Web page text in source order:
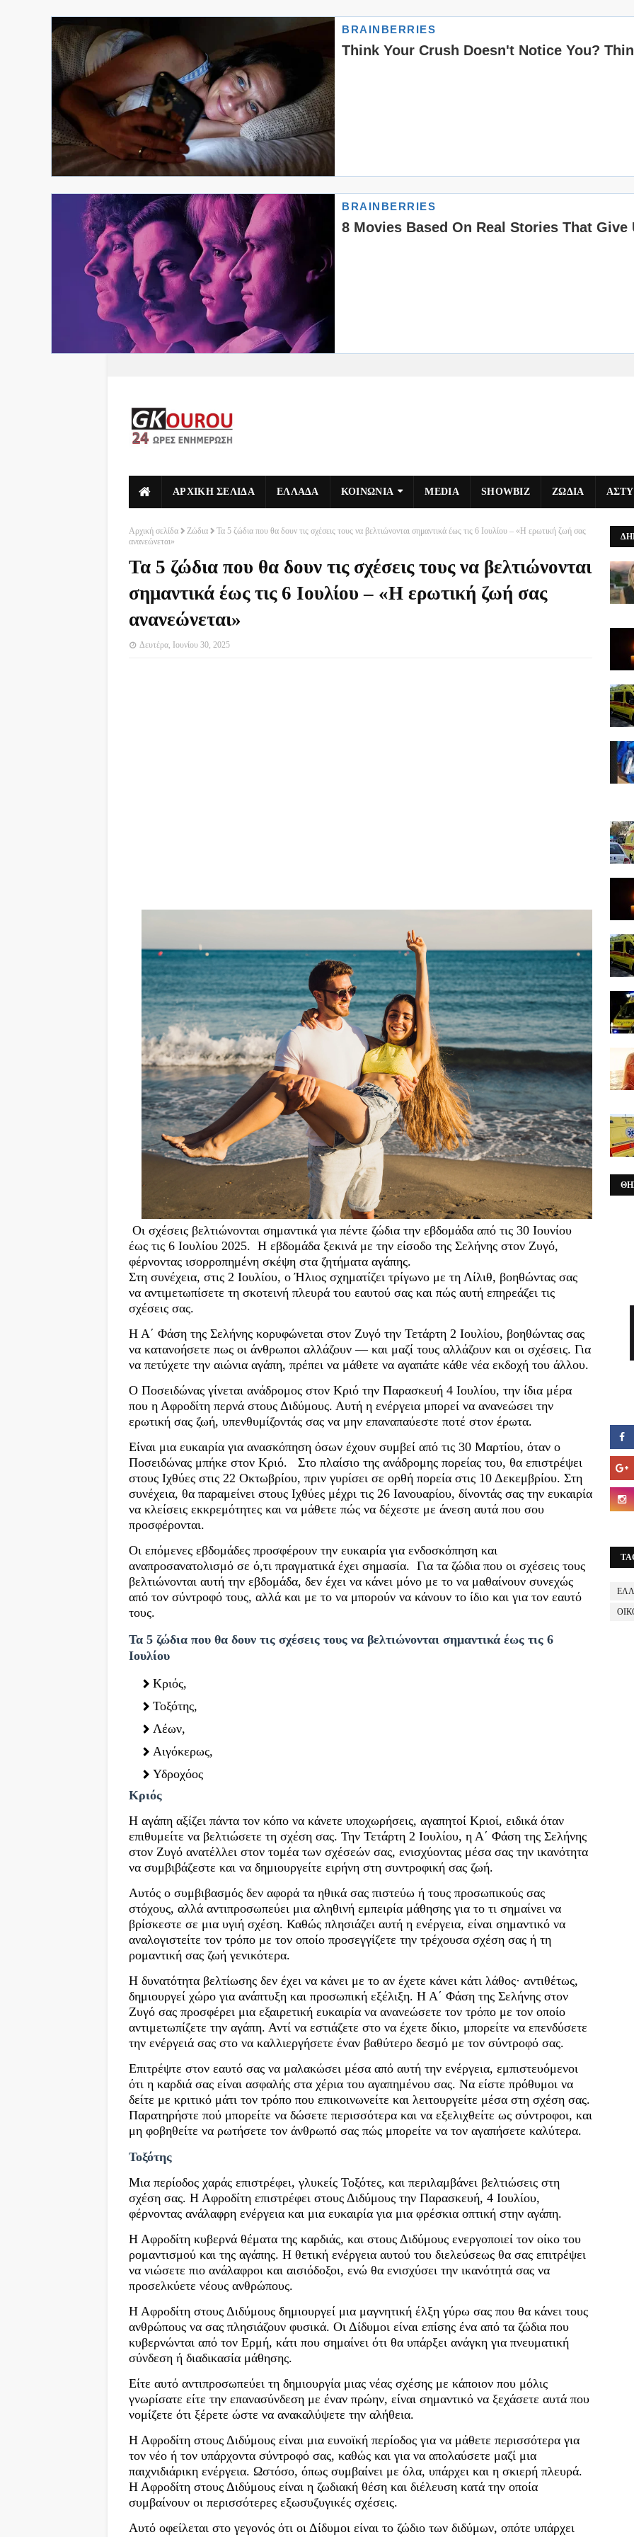
ΑΡΧΙΚΗ ΣΕΛΙΔΑ ΕΛΛΑΔΑ ΚΟΙΝΩΝΙΑ MEDIA SHOWBIZ ΖΩΔΙΑ
Αρχική σελίδα Ζώδια
Τα 5 ζώδια που θα δουν τις σχέσεις τους να βελτιώνονται σημαντικά έως τις 6 Ιουλίου – «Η ερωτική ζωή σας
ανανεώνεται»
Τα 5 ζώδια που θα δουν τις σχέσεις τους να βελτιώνονται
σημαντικά έως τις 6 Ιουλίου – «Η ερωτική ζωή σας
ανανεώνεται»
Δευτέρα, Ιουνίου 30, 2025
Οι σχέσεις βελτιώνονται σημαντικά για πέντε ζώδια την εβδομάδα από τις 30 Ιουνίου
έως τις 6 Ιουλίου 2025. Η εβδομάδα ξεκινά με την είσοδο της Σελήνης στον Ζυγό,
φέρνοντας ισορροπημένη σκέψη στα ζητήματα αγάπης.
Στη συνέχεια, στις 2 Ιουλίου, ο Ήλιος σχηματίζει τρίγωνο με τη Λίλιθ, βοηθώντας σας
να αντιμετωπίσετε τη σκοτεινή πλευρά του εαυτού σας και πώς αυτή επηρεάζει τις
σχέσεις σας.
Η Α΄ Φάση της Σελήνης κορυφώνεται στον Ζυγό την Τετάρτη 2 Ιουλίου, βοηθώντας σας
να κατανοήσετε πως οι άνθρωποι αλλάζουν — και μαζί τους αλλάζουν και οι σχέσεις. Για
να πετύχετε την αιώνια αγάπη, πρέπει να μάθετε να αγαπάτε κάθε νέα εκδοχή του άλλου.
Ο Ποσειδώνας γίνεται ανάδρομος στον Κριό την Παρασκευή 4 Ιουλίου, την ίδια μέρα
που η Αφροδίτη περνά στους Διδύμους. Αυτή η ενέργεια μπορεί να ανανεώσει την
ερωτική σας ζωή, υπενθυμίζοντάς σας να μην επαναπαύεστε ποτέ στον έρωτα.
Είναι μια ευκαιρία για ανασκόπηση όσων έχουν συμβεί από τις 30 Μαρτίου, όταν ο
Ποσειδώνας μπήκε στον Κριό. Στο πλαίσιο της ανάδρομης πορείας του, θα επιστρέψει
στους Ιχθύες στις 22 Οκτωβρίου, πριν γυρίσει σε ορθή πορεία στις 10 Δεκεμβρίου. Στη
συνέχεια, θα παραμείνει στους Ιχθύες μέχρι τις 26 Ιανουαρίου, δίνοντάς σας την ευκαιρία
να κλείσεις εκκρεμότητες και να μάθετε πώς να δέχεστε με άνεση αυτά που σου
προσφέρονται.
Οι επόμενες εβδομάδες προσφέρουν την ευκαιρία για ενδοσκόπηση και
αναπροσανατολισμό σε ό,τι πραγματικά έχει σημασία. Για τα ζώδια που οι σχέσεις τους
βελτιώνονται αυτή την εβδομάδα, δεν έχει να κάνει μόνο με το να μαθαίνουν συνεχώς
από τον σύντροφό τους, αλλά και με το να μπορούν να κάνουν το ίδιο και για τον εαυτό
τους.
Τα 5 ζώδια που θα δουν τις σχέσεις τους να βελτιώνονται σημαντικά έως τις 6
Ιουλίου
Κριός,
Τοξότης,
Λέων,
Αιγόκερως,
Υδροχόος
Κριός
Η αγάπη αξίζει πάντα τον κόπο να κάνετε υποχωρήσεις, αγαπητοί Κριοί, ειδικά όταν
επιθυμείτε να βελτιώσετε τη σχέση σας. Την Τετάρτη 2 Ιουλίου, η Α΄ Φάση της Σελήνης
στον Ζυγό ανατέλλει στον τομέα των σχέσεών σας, ενισχύοντας μέσα σας την ικανότητα
να συμβιβάζεστε και να δημιουργείτε ειρήνη στη συντροφική σας ζωή.
Αυτός ο συμβιβασμός δεν αφορά τα ηθικά σας πιστεύω ή τους προσωπικούς σας
στόχους, αλλά αντιπροσωπεύει μια αληθινή εμπειρία μάθησης για το τι σημαίνει να
βρίσκεστε σε μια υγιή σχέση. Καθώς πλησιάζει αυτή η ενέργεια, είναι σημαντικό να
αναλογιστείτε τον τρόπο με τον οποίο προσεγγίζετε την τρέχουσα σχέση σας ή τη
ρομαντική σας ζωή γενικότερα.
Η δυνατότητα βελτίωσης δεν έχει να κάνει με το αν έχετε κάνει κάτι λάθος· αντιθέτως,
δημιουργεί χώρο για ανάπτυξη και προσωπική εξέλιξη. Η Α΄ Φάση της Σελήνης στον
Ζυγό σας προσφέρει μια εξαιρετική ευκαιρία να ανανεώσετε τον τρόπο με τον οποίο
αντιμετωπίζετε την αγάπη. Αντί να εστιάζετε στο να έχετε δίκιο, μπορείτε να επενδύσετε
την ενέργειά σας στο να καλλιεργήσετε έναν βαθύτερο δεσμό με τον σύντροφό σας.
Επιτρέψτε στον εαυτό σας να μαλακώσει μέσα από αυτή την ενέργεια, εμπιστευόμενοι
ότι η καρδιά σας είναι ασφαλής στα χέρια του αγαπημένου σας. Να είστε πρόθυμοι να
δείτε με κριτικό μάτι τον τρόπο που επικοινωνείτε και λειτουργείτε μέσα στη σχέση σας.
Παρατηρήστε πού μπορείτε να δώσετε περισσότερα και να εξελιχθείτε ως σύντροφοι, και
μη φοβηθείτε να ρωτήσετε τον άνθρωπό σας πώς μπορείτε να τον αγαπήσετε καλύτερα.
Τοξότης
Μια περίοδος χαράς επιστρέφει, γλυκείς Τοξότες, και περιλαμβάνει βελτιώσεις στη
σχέση σας. Η Αφροδίτη επιστρέφει στους Διδύμους την Παρασκευή, 4 Ιουλίου,
φέρνοντας ανάλαφρη ενέργεια και μια ευκαιρία για μια φρέσκια οπτική στην αγάπη.
Η Αφροδίτη κυβερνά θέματα της καρδιάς, και στους Διδύμους ενεργοποιεί τον οίκο του
ρομαντισμού και της αγάπης. Η θετική ενέργεια αυτού του διελεύσεως θα σας επιτρέψει
να νιώσετε πιο ανάλαφροι και αισιόδοξοι, ενώ θα ενισχύσει την ικανότητά σας να
προσελκύετε νέους ανθρώπους.
Η Αφροδίτη στους Διδύμους δημιουργεί μια μαγνητική έλξη γύρω σας που θα κάνει τους
ανθρώπους να σας πλησιάζουν φυσικά. Οι Δίδυμοι είναι επίσης ένα από τα ζώδια που
κυβερνώνται από τον Ερμή, κάτι που σημαίνει ότι θα υπάρξει ανάγκη για πνευματική
σύνδεση ή διαδικασία μάθησης.
Είτε αυτό αντιπροσωπεύει τη δημιουργία μιας νέας σχέσης με κάποιον που μόλις
γνωρίσατε είτε την επανασύνδεση με έναν πρώην, είναι σημαντικό να ξεχάσετε αυτά που
νομίζετε ότι ξέρετε ώστε να ανακαλύψετε την αλήθεια.
Η Αφροδίτη στους Διδύμους είναι μια ευνοϊκή περίοδος για να μάθετε περισσότερα για
τον νέο ή τον υπάρχοντα σύντροφό σας, καθώς και για να απολαύσετε μαζί μια
παιχνιδιάρικη ενέργεια. Ωστόσο, όπως συμβαίνει με όλα, υπάρχει και η σκιερή πλευρά.
Η Αφροδίτη στους Διδύμους είναι η ζωδιακή θέση και διέλευση κατά την οποία
συμβαίνουν οι περισσότερες εξωσυζυγικές σχέσεις.
Αυτό οφείλεται στο γεγονός ότι οι Δίδυμοι είναι το ζώδιο των διδύμων, οπότε υπάρχει